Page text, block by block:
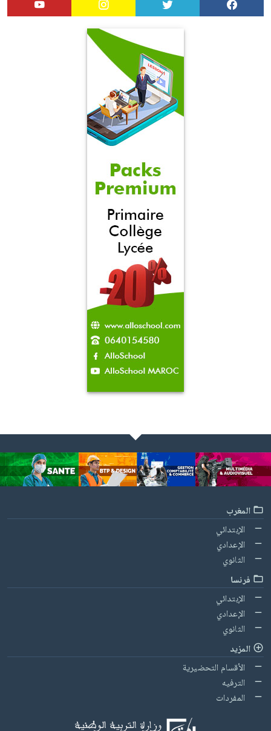
المغرب
الإبتدائي
الإعدادي
الثانوي
فرنسا
الإبتدائي
الإعدادي
الثانوي
المزيد
الأقسام التحضيرية
الترفيه
المفردات